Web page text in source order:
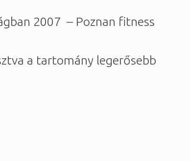
2007 – Poznan fitness
a tartomány legerősebb